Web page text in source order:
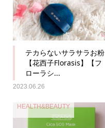
テカらないサラサラお粉
【花西子Florasis】【フ
ローラシ...
2023.06.26
HEALTH&BEAUTY